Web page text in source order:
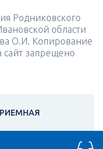
Родниковского
области
О.И. Копирование
сайт запрещено